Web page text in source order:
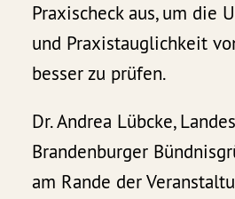
Praxischeck aus, um die
und Praxistauglichkeit
besser zu prüfen.
Dr. Andrea Lübcke,
Brandenburger
am Rande der